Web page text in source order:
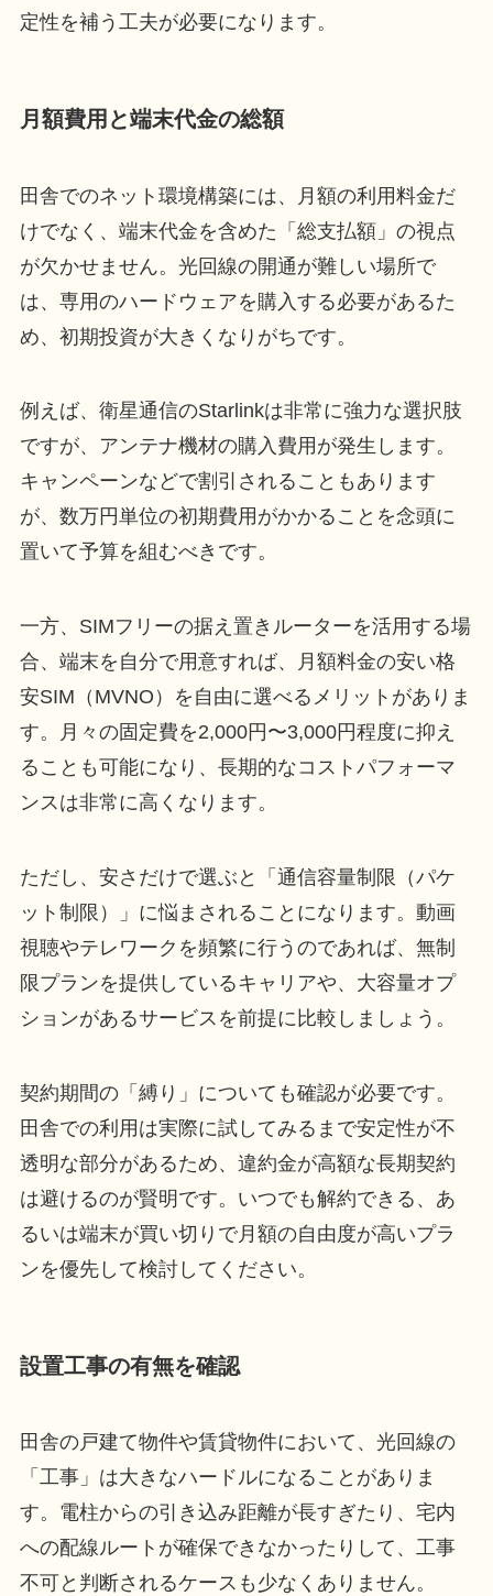
定性を補う工夫が必要になります。
月額費用と端末代金の総額
田舎でのネット環境構築には、月額の利用料金だ
けでなく、端末代金を含めた「総支払額」の視点
が欠かせません。光回線の開通が難しい場所で
は、専用のハードウェアを購入する必要があるた
め、初期投資が大きくなりがちです。
例えば、衛星通信のStarlinkは非常に強力な選択肢
ですが、アンテナ機材の購入費用が発生します。
キャンペーンなどで割引されることもあります
が、数万円単位の初期費用がかかることを念頭に
置いて予算を組むべきです。
一方、SIMフリーの据え置きルーターを活用する場
合、端末を自分で用意すれば、月額料金の安い格
安SIM（MVNO）を自由に選べるメリットがありま
す。月々の固定費を2,000円〜3,000円程度に抑え
ることも可能になり、長期的なコストパフォーマ
ンスは非常に高くなります。
ただし、安さだけで選ぶと「通信容量制限（パケ
ット制限）」に悩まされることになります。動画
視聴やテレワークを頻繁に行うのであれば、無制
限プランを提供しているキャリアや、大容量オプ
ションがあるサービスを前提に比較しましょう。
契約期間の「縛り」についても確認が必要です。
田舎での利用は実際に試してみるまで安定性が不
透明な部分があるため、違約金が高額な長期契約
は避けるのが賢明です。いつでも解約できる、あ
るいは端末が買い切りで月額の自由度が高いプラ
ンを優先して検討してください。
設置工事の有無を確認
田舎の戸建て物件や賃貸物件において、光回線の
「工事」は大きなハードルになることがありま
す。電柱からの引き込み距離が長すぎたり、宅内
への配線ルートが確保できなかったりして、工事
不可と判断されるケースも少なくありません。